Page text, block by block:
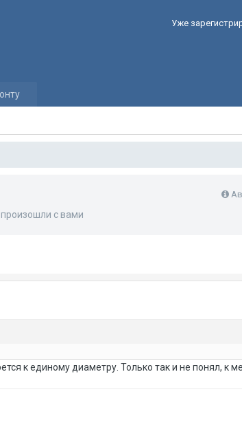
Уже
с вами
к единому диаметру. Только так и не понял, к